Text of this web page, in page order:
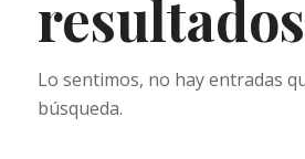
resultados
Lo sentimos, no hay entradas
búsqueda.